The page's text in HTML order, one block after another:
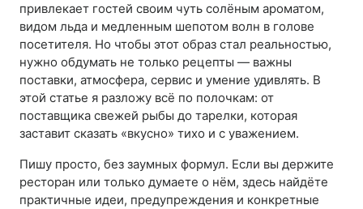
привлекает гостей своим чуть солёным ароматом,
видом льда и медленным шепотом волн в голове
посетителя. Но чтобы этот образ стал реальностью,
нужно обдумать не только рецепты — важны
поставки, атмосфера, сервис и умение удивлять. В
этой статье я разложу всё по полочкам: от
поставщика свежей рыбы до тарелки, которая
заставит сказать «вкусно» тихо и с уважением.
Пишу просто, без заумных формул. Если вы держите
ресторан или только думаете о нём, здесь найдёте
практичные идеи, предупреждения и конкретные